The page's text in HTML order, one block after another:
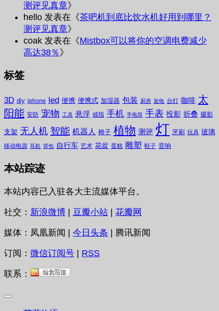
测评见真章》
hello 发表在《茶吧机到底比饮水机好用到哪里？
测评见真章》
coak 发表在《Mistbox可以将你的空调电费减少
高达38％ 》
标签
3D diy iphone led 便携 便携式 加湿器 包装 厨房 发电 台灯 咖啡 太
阳能 安防 宠物 工具 悬浮 戒指 手机 手电筒 手表 投影 折叠 摄影
支架 无人机 智能 机器人 椅子 植物 测评 灯 牙刷 玩具 玻璃
移动电源 耳机 背包 自行车 艺术 花盆 蛋糕 雕塑 鞋子 音响
本站踪迹
本站内容已入驻各大主流媒体平台。
社交： 新浪微博 | 豆瓣小站 | 花瓣网
媒体：凤凰新闻 | 今日头条 | 腾讯新闻
订阅： 微信订阅号 | RSS
联系：